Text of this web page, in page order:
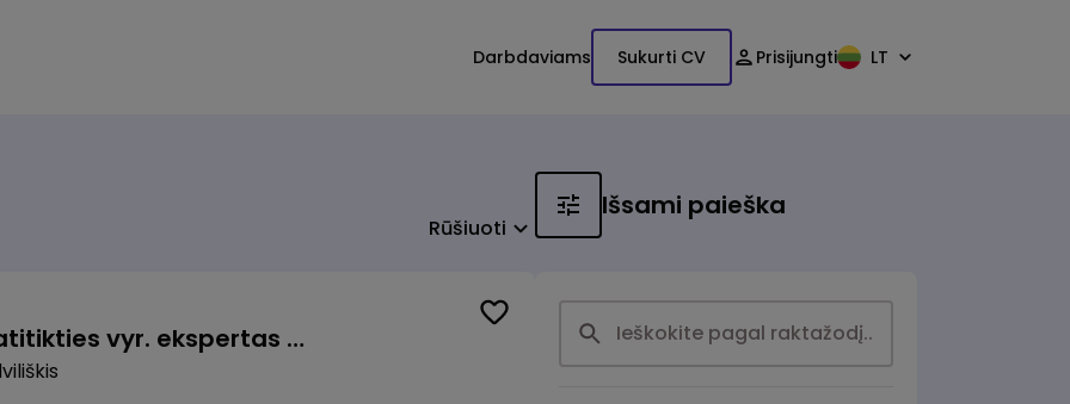
Darbdaviams Sukurti CV Prisijungti LT
Rūšiuoti
Veiklos užtikrinimo ir atitikties vyr. ekspertas (-ė) (Radviliškis) (Radviliškis, LT)
Išsami paieška